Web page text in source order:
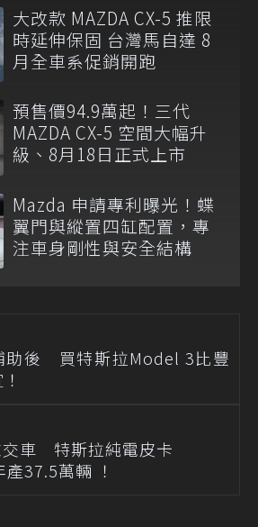
大改款 MAZDA CX-5 推限
時延伸保固 台灣馬自達 8
月全車系促銷開跑
預售價94.9萬起！三代
MAZDA CX-5 空間大幅升
級、8月18日正式上市
Mazda 申請專利曝光！蝶
翼門與縱置四缸配置，專
注車身剛性與安全結構
助後 買特斯拉Model 3比豐
交車 特斯拉純電皮卡
37.5萬輛 ！